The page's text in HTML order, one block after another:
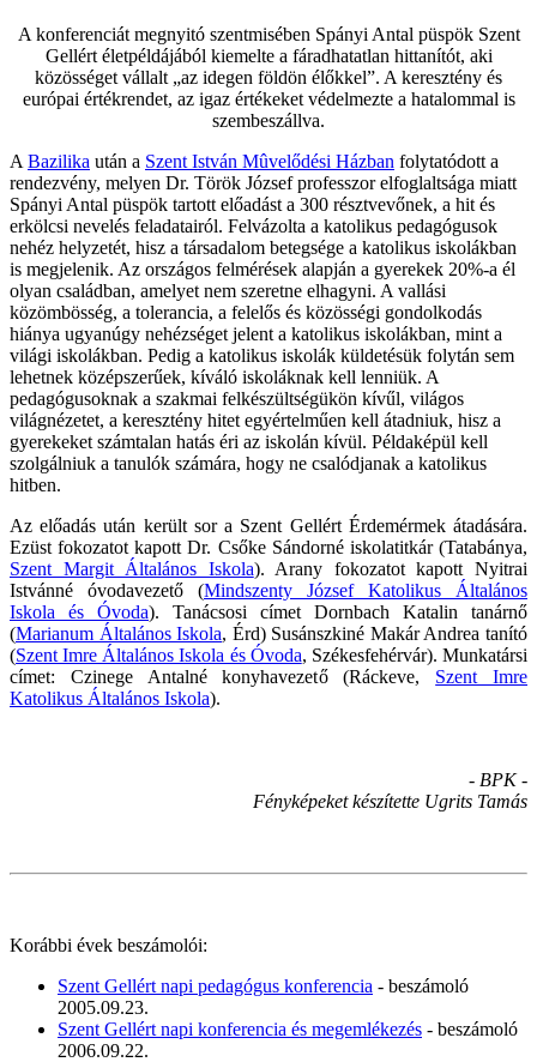
A konferenciát megnyitó szentmisében Spányi Antal püspök Szent
Gellért életpéldájából kiemelte a fáradhatatlan hittanítót, aki
közösséget vállalt „az idegen földön élőkkel”. A keresztény és
európai értékrendet, az igaz értékeket védelmezte a hatalommal is
szembeszállva.
A Bazilika után a Szent István Mûvelődési Házban folytatódott a
rendezvény, melyen Dr. Török József professzor elfoglaltsága miatt
Spányi Antal püspök tartott előadást a 300 résztvevőnek, a hit és
erkölcsi nevelés feladatairól. Felvázolta a katolikus pedagógusok
nehéz helyzetét, hisz a társadalom betegsége a katolikus iskolákban
is megjelenik. Az országos felmérések alapján a gyerekek 20%-a él
olyan családban, amelyet nem szeretne elhagyni. A vallási
közömbösség, a tolerancia, a felelős és közösségi gondolkodás
hiánya ugyanúgy nehézséget jelent a katolikus iskolákban, mint a
világi iskolákban. Pedig a katolikus iskolák küldetésük folytán sem
lehetnek középszerűek, kíváló iskoláknak kell lenniük. A
pedagógusoknak a szakmai felkészültségükön kívűl, világos
világnézetet, a keresztény hitet egyértelműen kell átadniuk, hisz a
gyerekeket számtalan hatás éri az iskolán kívül. Példaképül kell
szolgálniuk a tanulók számára, hogy ne csalódjanak a katolikus
hitben.
Az előadás után került sor a Szent Gellért Érdemérmek átadására.
Ezüst fokozatot kapott Dr. Csőke Sándorné iskolatitkár (Tatabánya,
Szent Margit Általános Iskola). Arany fokozatot kapott Nyitrai
Istvánné óvodavezető (Mindszenty József Katolikus Általános
Iskola és Óvoda). Tanácsosi címet Dornbach Katalin tanárnő
(Marianum Általános Iskola, Érd) Susánszkiné Makár Andrea tanító
(Szent Imre Általános Iskola és Óvoda, Székesfehérvár). Munkatársi
címet: Czinege Antalné konyhavezető (Ráckeve, Szent Imre
Katolikus Általános Iskola).
- BPK -
Fényképeket készítette Ugrits Tamás
Korábbi évek beszámolói:
Szent Gellért napi pedagógus konferencia - beszámoló
2005.09.23.
Szent Gellért napi konferencia és megemlékezés - beszámoló
2006.09.22.